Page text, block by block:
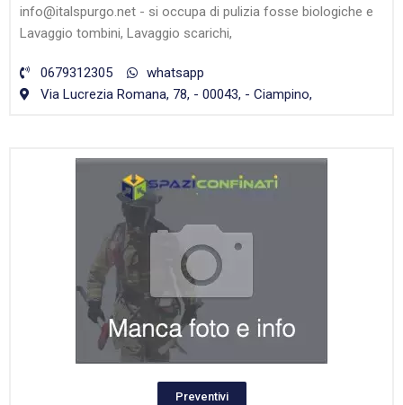
info@italspurgo.net - si occupa di pulizia fosse biologiche e
Lavaggio tombini, Lavaggio scarichi,
0679312305
whatsapp
Via Lucrezia Romana, 78, - 00043, - Ciampino,
Preventivi